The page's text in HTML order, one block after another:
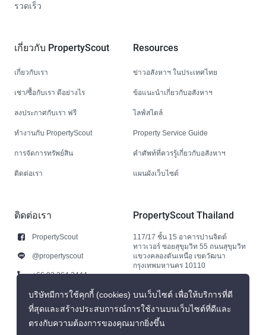
รวดเร็ว
เกี่ยวกับ PropertyScout
เกี่ยวกับเรา
เช่า/ซื้อกับเรา ดีอย่างไร
ลงประกาศกับเรา ฟรี
ทำงานกับ PropertyScout
การจัดการทรัพย์สิน
ติดต่อเรา
Resources
ข่าวอสังหาฯ ในประเทศไทย
ข้อแนะนำเกี่ยวกับอสังหาฯ
ไลฟ์สไตล์
Property Service Guide
คำศัพท์ที่ควรรู้เกี่ยวกับอสังหาฯ
แผนผังเว็บไซต์
ติดต่อเรา
PropertyScout
@propertyscout
+66 92 264 3444
+66 92 264 3444
contact@propertyscout.co.th
PropertyScout Thailand
117/17 ชั้น 15 อาคารปานจิตต์
ทาวเวอร์ ซอยสุขุมวิท 55 ถนนสุขุมวิท
แขวงคลองตันเหนือ เขตวัฒนา
กรุงเทพมหานคร 10110
บริษัทมีการใช้คุกกี้ (cookies) บนเว็บไซต์ เพื่อให้บริการที่ดี
ที่สุดและสร้างประสบการณ์การใช้งานบนเว็บไซต์ที่ดีและ
ตรงกับความต้องการของคุณมากยิ่งขึ้น